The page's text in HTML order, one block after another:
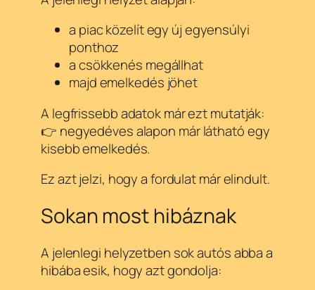
a piac közelít egy új egyensúlyi
ponthoz
a csökkenés megállhat
majd emelkedés jöhet
A legfrissebb adatok már ezt mutatják:
👉 negyedéves alapon már látható egy
kisebb emelkedés.
Ez azt jelzi, hogy a fordulat már elindult.
Sokan most hibáznak
A jelenlegi helyzetben sok autós abba a
hibába esik, hogy azt gondolja: